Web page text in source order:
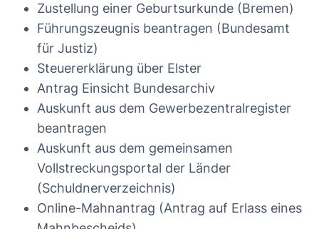
Zustellung einer Geburtsurkunde (Bremen)
Führungszeugnis beantragen (Bundesamt
für Justiz)
Steuererklärung über Elster
Antrag Einsicht Bundesarchiv
Auskunft aus dem Gewerbezentralregister
beantragen
Auskunft aus dem gemeinsamen
Vollstreckungsportal der Länder
(Schuldnerverzeichnis)
Online-Mahnantrag (Antrag auf Erlass eines